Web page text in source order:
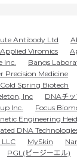
Antibody Ltd
Applied Viromics
Inc. Bangs
Precision Medicine
Cold Spring Biotech
Inc DNAチ
Inc. Focus
Engineering
DNA
LLC MySkin
PGL(ピージーエル)